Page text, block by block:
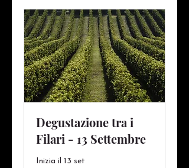
Degustazione tra i
Filari - 13 Settembre
Inizia il 13 set